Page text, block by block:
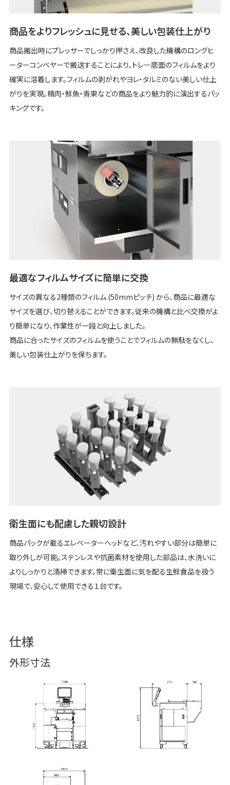
商品をよりフレッシュに見せる、美しい包装仕上がり
商品搬出時にプレッサーでしっかり押さえ、改良した機構のロングヒ
ーターコンベヤーで搬送することにより、トレー底面のフィルムをより
確実に溶着します。フィルムの剥がれやヨレ・タルミのない美しい仕上
がりを実現。精肉・鮮魚・青果などの商品をより魅力的に演出するパッ
キングです。
最適なフィルムサイズに簡単に交換
サイズの異なる2種類のフィルム (50mmピッチ) から、商品に最適な
サイズを選び、切り替えることができます。従来の機構と比べ交換がよ
り簡単になり、作業性が一段と向上しました。
商品に合ったサイズのフィルムを使うことでフィルムの無駄をなくし、
美しい包装仕上がりを保ちます。
衛生面にも配慮した親切設計
商品パックが載るエレベーターヘッドなど、汚れやすい部分は簡単に
取り外しが可能。ステンレスや抗菌素材を使用した部品は、水洗いに
よりしっかりと清掃できます。常に衛生面に気を配る生鮮食品を扱う
現場で、安心して使用できる１台です。
仕様
外形寸法